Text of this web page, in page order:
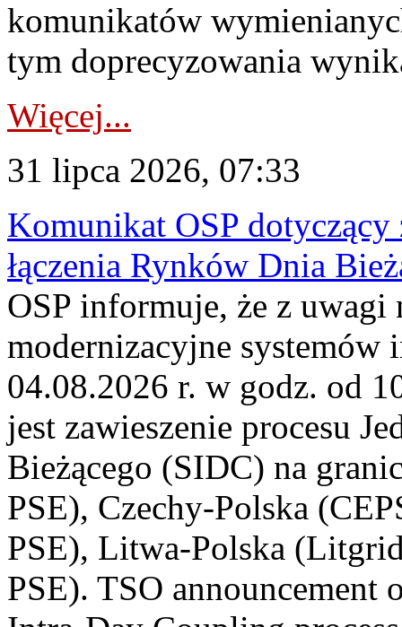
komunikatów
tym doprecyzowania
Więcej...
31 lipca 2026, 07:33
Komunikat OSP dotyczący
łączenia Rynków Dnia
OSP informuje, że z uwagi
modernizacyjne
04.08.2026 r. w godz. od
jest zawieszenie procesu
Bieżącego (SIDC) na
PSE), Czechy-Polska
PSE), Litwa-Polska
PSE). TSO announcement